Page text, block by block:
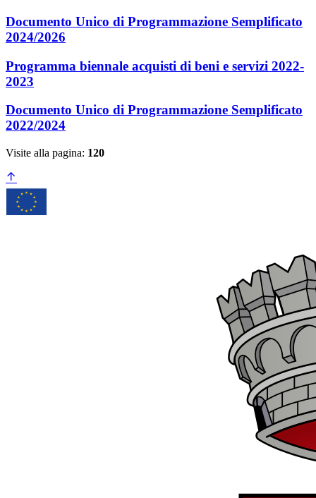
Documento Unico di Programmazione Semplificato
2024/2026
Programma biennale acquisti di beni e servizi 2022-
2023
Documento Unico di Programmazione Semplificato
2022/2024
Visite alla pagina: 120